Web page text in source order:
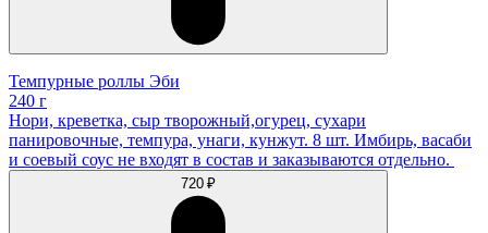
Темпурные роллы Эби
240 г
Нори, креветка, сыр творожный,огурец, сухари
панировочные, темпура, унаги, кунжут. 8 шт. Имбирь, васаби
и соевый соус не входят в состав и заказываются отдельно.
720 ₽